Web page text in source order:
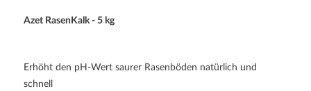
Azet RasenKalk - 5 kg
Erhöht den pH-Wert saurer Rasenböden natürlich und
schnell